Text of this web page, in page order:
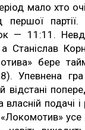
мало хто
першої
— 11:11.
Станіслав
бере
Упевнена
відстані
подачі